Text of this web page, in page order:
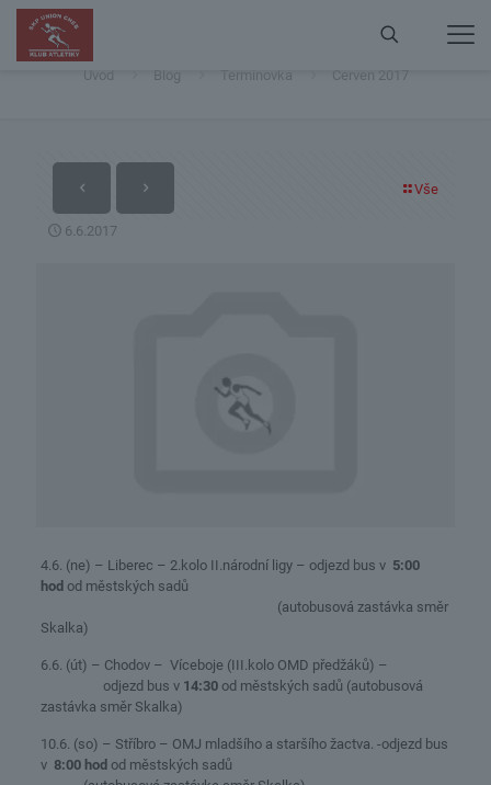
Úvod Blog Termínovka Červen 2017
Vše
6.6.2017
4.6. (ne) – Liberec – 2.kolo II.národní ligy – odjezd bus v 5:00
hod od městských sadů
(autobusová zastávka směr
Skalka)
6.6. (út) – Chodov – Víceboje (III.kolo OMD předžáků) –
odjezd bus v 14:30 od městských sadů (autobusová
zastávka směr Skalka)
10.6. (so) – Stříbro – OMJ mladšího a staršího žactva. -odjezd bus
v 8:00 hod od městských sadů